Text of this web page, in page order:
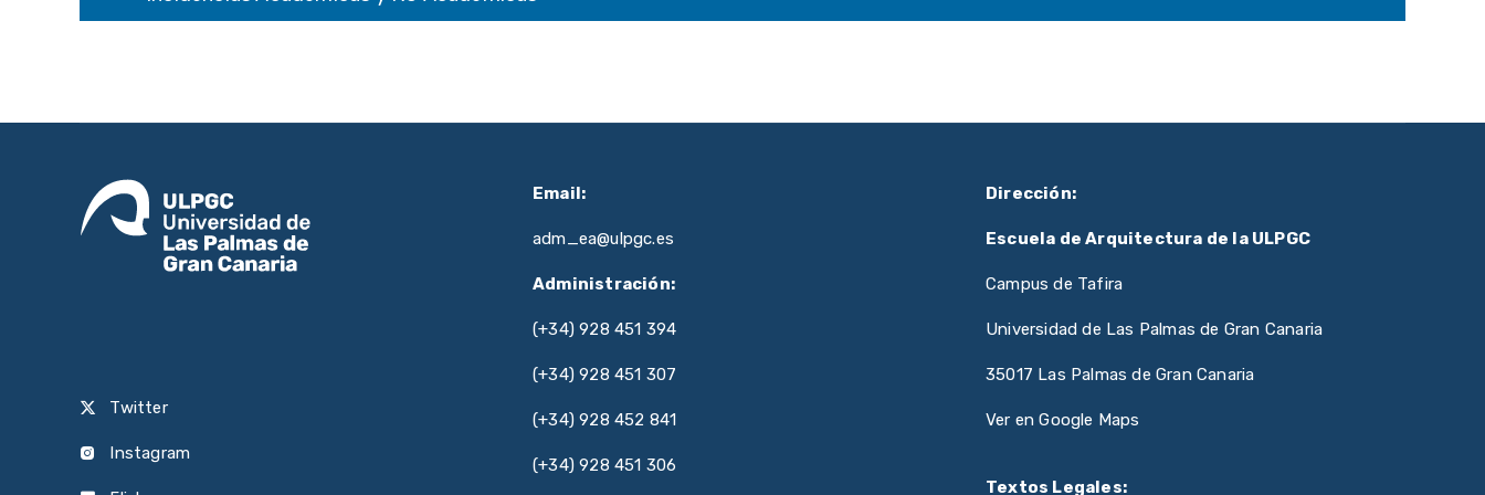
Twitter
Instagram
Email:
adm_ea@ulpgc.es
Administración:
(+34) 928 451 394
(+34) 928 451 307
(+34) 928 452 841
(+34) 928 451 306
Dirección:
Escuela de Arquitectura de la ULPGC
Campus de Tafira
Universidad de Las Palmas de Gran Canaria
35017 Las Palmas de Gran Canaria
Ver en Google Maps
Textos Legales: